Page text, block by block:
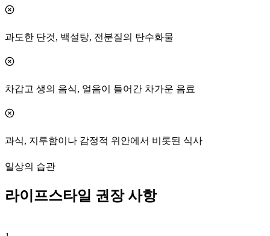
과도한 단것, 백설탕, 전분질의 탄수화물
차갑고 생의 음식, 얼음이 들어간 차가운 음료
과식, 지루함이나 감정적 위안에서 비롯된 식사
일상의 습관
라이프스타일 권장 사항